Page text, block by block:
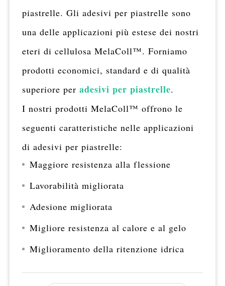
piastrelle. Gli adesivi per piastrelle sono
una delle applicazioni più estese dei nostri
eteri di cellulosa MelaColl™. Forniamo
prodotti economici, standard e di qualità
superiore per adesivi per piastrelle.
I nostri prodotti MelaColl™ offrono le
seguenti caratteristiche nelle applicazioni
di adesivi per piastrelle:
Maggiore resistenza alla flessione
Lavorabilità migliorata
Adesione migliorata
Migliore resistenza al calore e al gelo
Miglioramento della ritenzione idrica